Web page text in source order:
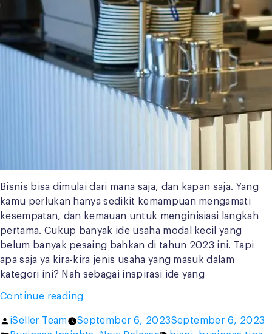
Bisnis bisa dimulai dari mana saja, dan kapan saja. Yang
kamu perlukan hanya sedikit kemampuan mengamati
kesempatan, dan kemauan untuk menginisiasi langkah
pertama. Cukup banyak ide usaha modal kecil yang
belum banyak pesaing bahkan di tahun 2023 ini. Tapi
apa saja ya kira-kira jenis usaha yang masuk dalam
kategori ini? Nah sebagai inspirasi ide yang
Continue reading“Ini
Contoh
Posted
iSeller Team September 6, 2023September 6, 2023